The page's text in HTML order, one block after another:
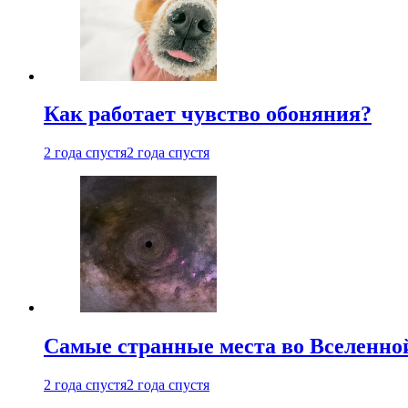
Как работает чувство обоняния?
2 года спустя2 года спустя
Самые странные места во
2 года спустя2 года спустя